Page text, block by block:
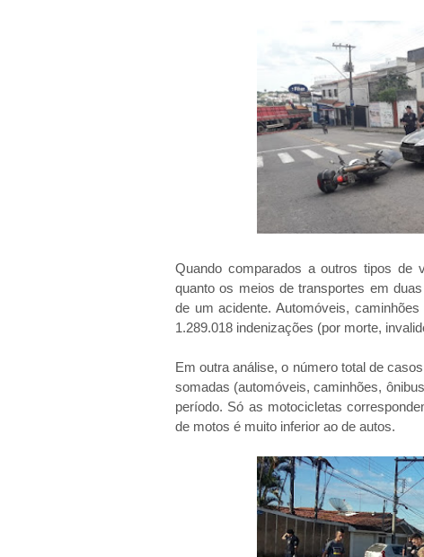
Quando comparados a outros tipos de
quanto os meios de transportes em
de um acidente. Automóveis,
1.289.018 indenizações (por morte,
Em outra análise, o número total de
somadas (automóveis, caminhões,
período. Só as motocicletas
de motos é muito inferior ao de autos.